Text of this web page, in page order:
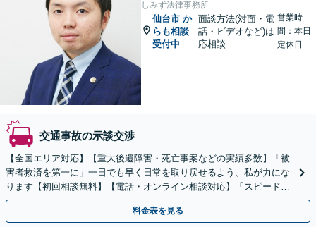
しみず法律事務所
仙台市 か
らも相談
受付中
面談方法(対面・電
話・ビデオなど)は
応相談
営業時
間：本日
定休日
交通事故の示談交渉
【全国エリア対応】【重大後遺障害・死亡事案などの実績多数】「被
害者救済を第一に」一日でも早く日常を取り戻せるよう、私が力にな
ります【初回相談無料】【電話・オンライン相談対応】「スピード対
応・納得できる解決を」「刑事裁判のニーズにも対応」
料金表を見る